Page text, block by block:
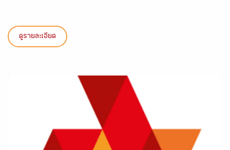
ดูรายละเอียด